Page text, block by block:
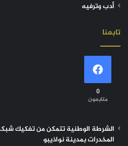
أدب وترفيه
تابعنا
0
متابعون
الشرطة الوطنية تتمكن من تفكيك
المخدرات بمدينة نواذيبو